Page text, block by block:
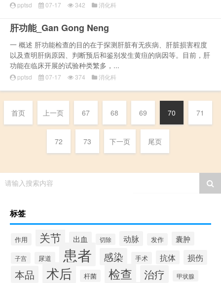
pptsd 07-17 342 消化科
肝功能_Gan Gong Neng
一 概述 肝功能检查的目的在于探测肝脏有无疾病、肝脏损害程度
以及查明肝病原因、判断预后和鉴别发生黄疸的病因等。目前，肝
功能在临床开展的试验种类繁多，...
pptsd 07-17 374 消化科
首页 上一页 67 68 69 70 71
72 73 下一页 尾页
请输入搜索内容
标签
作用 关节 出血 切除 动脉 发作 囊肿
子宫 尿道 患者 感染 手术 抗体 损伤
本品 术后 杆菌 检查 治疗 甲状腺